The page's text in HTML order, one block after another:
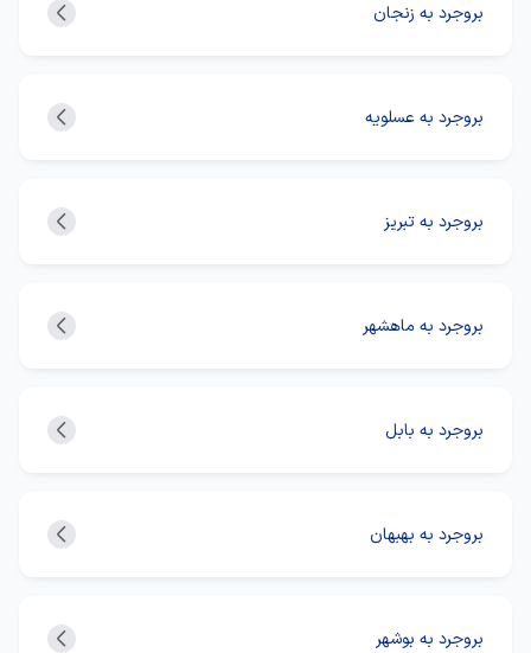
بروجرد به زنجان
بروجرد به عسلویه
بروجرد به تبریز
بروجرد به ماهشهر
بروجرد به بابل
بروجرد به بهبهان
بروجرد به بوشهر